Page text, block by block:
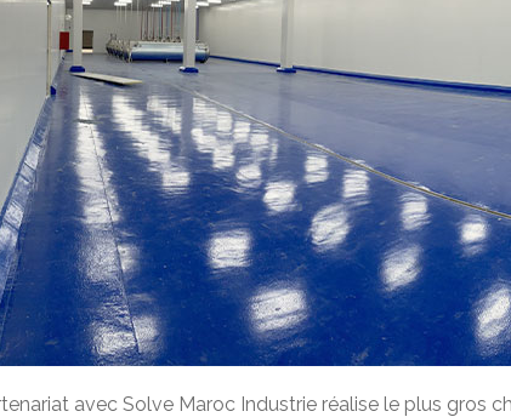
avec Solve Maroc Industrie réalise le plus gros